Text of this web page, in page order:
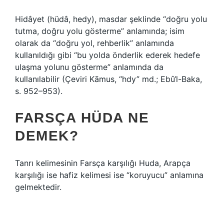
Hidâyet (hüdâ, hedy), masdar şeklinde “doğru yolu
tutma, doğru yolu gösterme” anlamında; isim
olarak da “doğru yol, rehberlik” anlamında
kullanıldığı gibi “bu yolda önderlik ederek hedefe
ulaşma yolunu gösterme” anlamında da
kullanılabilir (Çeviri Kāmus, “hdy” md.; Ebû‘l-Baka,
s. 952–953).
FARSÇA HÜDA NE
DEMEK?
Tanrı kelimesinin Farsça karşılığı Huda, Arapça
karşılığı ise hafiz kelimesi ise “koruyucu” anlamına
gelmektedir.